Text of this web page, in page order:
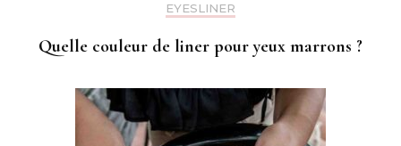
EYESLINER
Quelle couleur de liner pour yeux marrons ?